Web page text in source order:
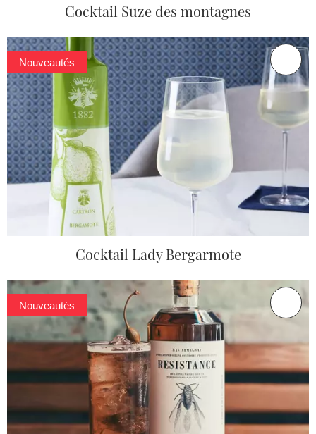
Cocktail Suze des montagnes
Nouveautés
Cocktail Lady Bergarmote
Nouveautés